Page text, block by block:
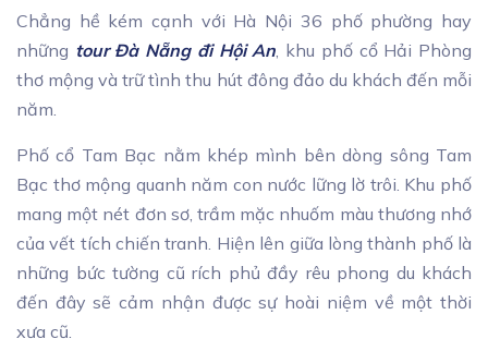
Chẳng hề kém cạnh với Hà Nội 36 phố phường hay
những tour Đà Nẵng đi Hội An, khu phố cổ Hải Phòng
thơ mộng và trữ tình thu hút đông đảo du khách đến mỗi
năm.
Phố cổ Tam Bạc nằm khép mình bên dòng sông Tam
Bạc thơ mộng quanh năm con nước lững lờ trôi. Khu phố
mang một nét đơn sơ, trầm mặc nhuốm màu thương nhớ
của vết tích chiến tranh. Hiện lên giữa lòng thành phố là
những bức tường cũ rích phủ đầy rêu phong du khách
đến đây sẽ cảm nhận được sự hoài niệm về một thời
xưa cũ.